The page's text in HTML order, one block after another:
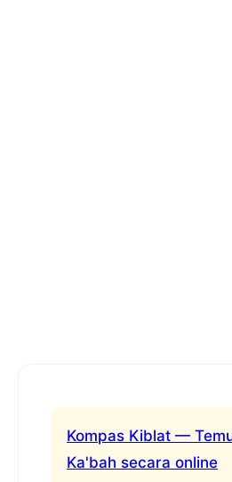
Kompas Kiblat —
Ka'bah secara online